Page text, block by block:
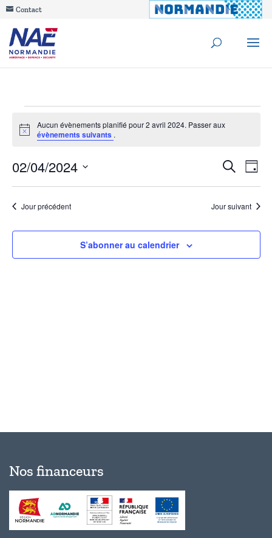
Contact
Évènements
for
2
avril
2024
Notice
Aucun évènements planifié pour 2 avril 2024. Passer aux
évènements suivants .
et
vues
Recherche
de
Jour
02/04/2024
Sélectionnez
uneJour précédent Jour suivant
S’abonner au calendrier
Nos financeurs